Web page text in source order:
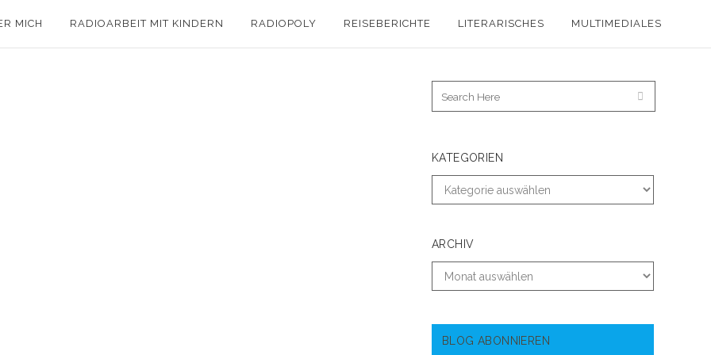
MICH RADIOARBEIT MIT KINDERN RADIOPOLY REISEBERICHTE LITERARISCHES MULTIMEDIALES
KATEGORIEN
ARCHIV
BLOG ABONNIEREN